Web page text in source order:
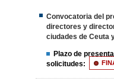
Convocatoria del
directores y
ciudades de Ceuta
Plazo de
solicitudes: